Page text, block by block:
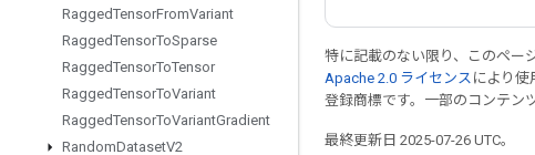
RaggedTensorFromVariant
RaggedTensorToSparse
RaggedTensorToTensor
RaggedTensorToVariant
RaggedTensorToVariantGradient
RandomDatasetV2
特に記載のない限り、このペー
Apache 2.0 ライセンス により使
登録商標です。一部のコンテン
最終更新日 2025-07-26 UTC。